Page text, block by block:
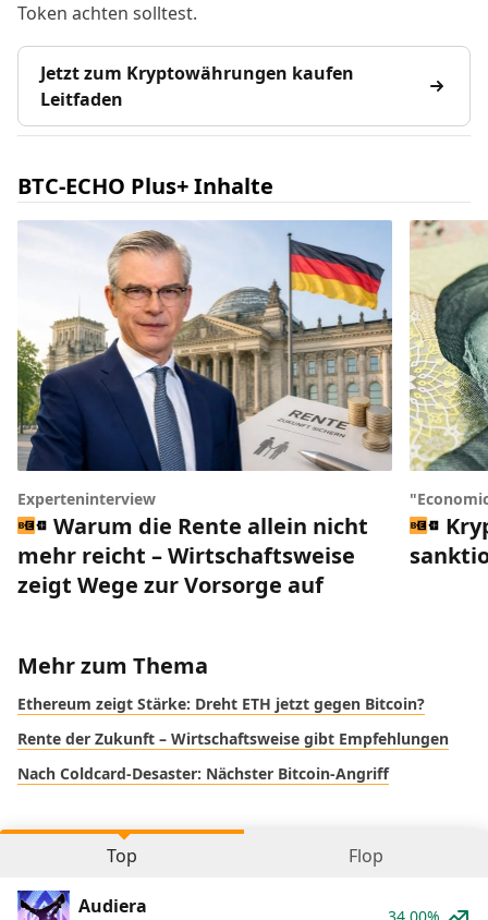
Token achten solltest.
Jetzt zum Kryptowährungen kaufen
Leitfaden
BTC-ECHO Plus+ Inhalte
Experteninterview
Warum die Rente allein nicht
mehr reicht – Wirtschaftsweise
zeigt Wege zur Vorsorge auf
Mehr zum Thema
Ethereum zeigt Stärke: Dreht ETH jetzt gegen Bitcoin?
Rente der Zukunft – Wirtschaftsweise gibt Empfehlungen
Nach Coldcard-Desaster: Nächster Bitcoin-Angriff
Top Flop
Audiera